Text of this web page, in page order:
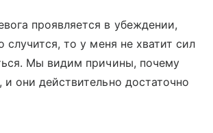
проявляется в убеждении,
случится, то у меня не хватит сил
Мы видим причины, почему
они действительно достаточно